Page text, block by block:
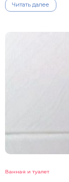
Читать далее
Ванная и туалет